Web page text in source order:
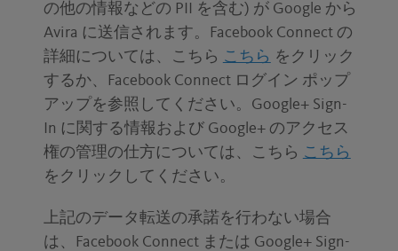
の他の情報などの PII を含む) が Google から
Avira に送信されます。Facebook Connect の
詳細については、こちら こちら をクリック
するか、Facebook Connect ログイン ポップ
アップを参照してください。Google+ Sign-
In に関する情報および Google+ のアクセス
権の管理の仕方については、こちら こちら
をクリックしてください。
上記のデータ転送の承諾を行わない場合
は、Facebook Connect または Google+ Sign-